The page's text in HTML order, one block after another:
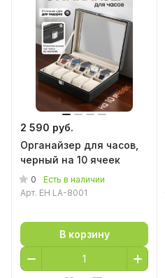
2 590 руб.
Органайзер для часов,
черный на 10 ячеек
0
Есть в наличии
Арт. EH LA-8001
В корзину